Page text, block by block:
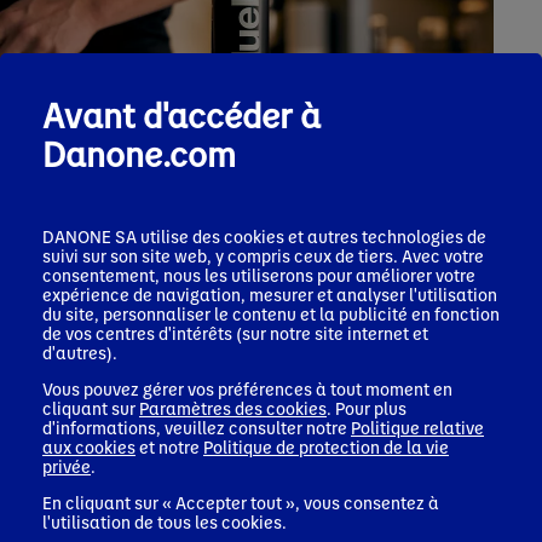
Danone va acquérir Huel et ainsi élargir son portefeuille
dans la Nutrition Fonctionnelle
Actualités corporate
Sujets populaires
Avant d'accéder à
Danone.com
DANONE SA utilise des cookies et autres technologies de
suivi sur son site web, y compris ceux de tiers. Avec votre
consentement, nous les utiliserons pour améliorer votre
expérience de navigation, mesurer et analyser l'utilisation
du site, personnaliser le contenu et la publicité en fonction
de vos centres d'intérêts (sur notre site internet et
d'autres).
Vous pouvez gérer vos préférences à tout moment en
cliquant sur Paramètres des cookies. Pour plus
d'informations, veuillez consulter notre Politique relative
aux cookieset notre Politique de protection de la vie
privée.
En cliquant sur « Accepter tout », vous consentez à
l'utilisation de tous les cookies.